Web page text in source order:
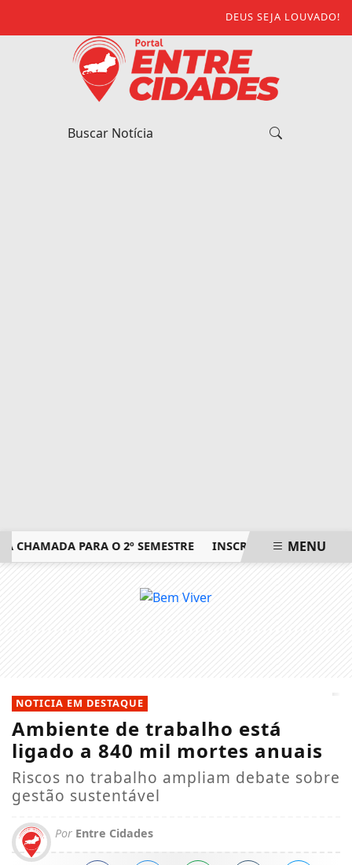
DEUS SEJA LOUVADO!
PARA O 2º SEMESTRE INSCRIÇÕES PARAMENU
NOTICIA EM DESTAQUE
Ambiente de trabalho está
ligado a 840 mil mortes anuais
Riscos no trabalho ampliam debate sobre
gestão sustentável
Por Entre Cidades